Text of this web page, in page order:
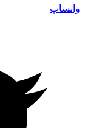
واتساپ